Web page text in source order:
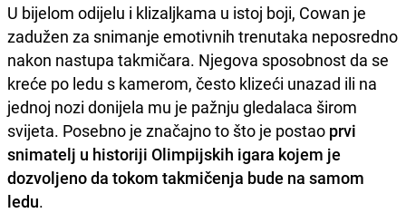
U bijelom odijelu i klizaljkama u istoj boji, Cowan je
zadužen za snimanje emotivnih trenutaka neposredno
nakon nastupa takmičara. Njegova sposobnost da se
kreće po ledu s kamerom, često klizeći unazad ili na
jednoj nozi donijela mu je pažnju gledalaca širom
svijeta. Posebno je značajno to što je postao prvi
snimatelj u historiji Olimpijskih igara kojem je
dozvoljeno da tokom takmičenja bude na samom
ledu.